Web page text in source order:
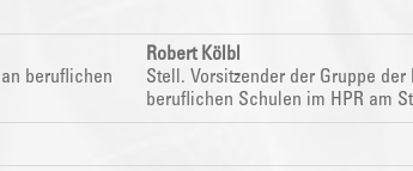
beruflichen
Robert Kölbl
Stell. Vorsitzender der Gruppe der
beruflichen Schulen im HPR am